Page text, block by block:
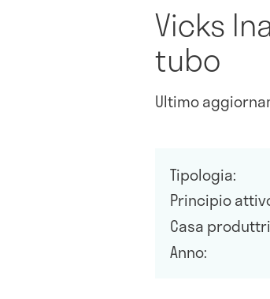
Vicks
tubo
Ultimo
Tipologia:
Principio
Casa
Anno: